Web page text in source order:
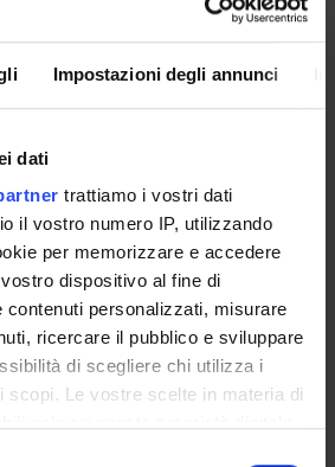
Impostazioni degli annunci
dati
trattiamo i vostri dati
il vostro numero IP, utilizzando
per memorizzare e accedere
dispositivo al fine di
contenuti personalizzati, misurare
ricercare il pubblico e sviluppare
di scegliere chi utilizza i
scopi. Le vostre scelte in materia di